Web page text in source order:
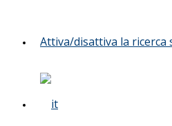
Attiva/disattiva la ricerca